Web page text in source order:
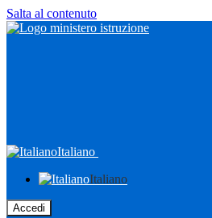
Salta al contenuto
Italiano
Italiano
Accedi